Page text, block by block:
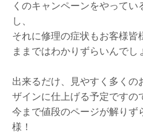
くのキャンペーンをやって
し、
それに修理の症状もお客様皆
ままではわかりずらいんでし
出来るだけ、見やすく多くの
ザインに仕上げる予定ですの
今まで値段のページが解りず
様！